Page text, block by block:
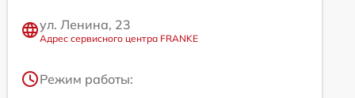
ул. Ленина, 23
Адрес сервисного центра FRANKE
Режим работы: